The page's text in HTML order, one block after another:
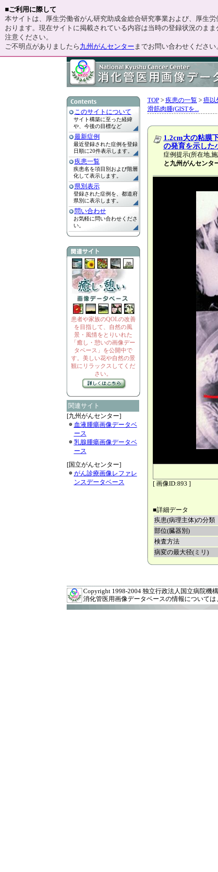
■ご利用に際して
本サイトは、厚生労働省がん研究助成金総合研究事業および、厚生
おります。現在サイトに掲載されている内容は当時の登録状況のま
注意ください。
ご不明点がありましたら 九州がんセンター までお問い合わせください
このサイトについて
サイト構築に至った経緯
や、今後の目標など
最新症例
最近登録された症例を登録
日順に20件表示します。
疾患一覧
疾患名を項目別および階層
化して表示します。
県別表示
登録された症例を、都道府
県別に表示します。
問い合わせ
お気軽に問い合わせくださ
い。
患者や家族のQOLの改善
を目指して、自然の風
景・風情をとりいれた
「癒し・憩いの画像デー
タベース」を公開中で
す。美しい花や自然の景
観にリラックスしてくだ
さい。
関連サイト
[九州がんセンター]
血液腫瘍画像データベ
ース
乳腺腫瘍画像データベ
ース
[国立がんセンター]
がん診療画像レファレ
ンスデータベース
TOP> 疾患の一覧 > 癌以
滑筋肉腫(GISTを...
1.2cm大の粘膜
の発育を示した
症例提示(所在地,
と九州がんセンタ
[ 画像ID:893 ]
■詳細データ
疾患(病理主体)の分類
部位(臓器別)
検査方法
病変の最大径(ミリ)
Copyright 1998-2004 独立行政法人国立病院機
消化管医用画像データベースの情報について